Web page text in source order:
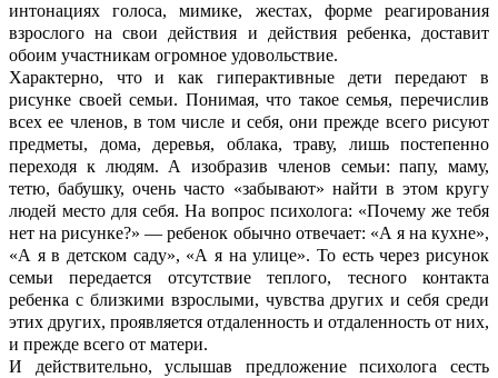
интонациях голоса, мимике, жестах, форме реагирования
взрослого на свои действия и действия ребенка, доставит
обоим участникам огромное удовольствие.
Характерно, что и как гиперактивные дети передают в
рисунке своей семьи. Понимая, что такое семья, перечислив
всех ее членов, в том числе и себя, они прежде всего рисуют
предметы, дома, деревья, облака, траву, лишь постепенно
переходя к людям. А изобразив членов семьи: папу, маму,
тетю, бабушку, очень часто «забывают» найти в этом кругу
людей место для себя. На вопрос психолога: «Почему же тебя
нет на рисунке?» — ребенок обычно отвечает: «А я на кухне»,
«А я в детском саду», «А я на улице». То есть через рисунок
семьи передается отсутствие теплого, тесного контакта
ребенка с близкими взрослыми, чувства других и себя среди
этих других, проявляется отдаленность и отдаленность от них,
и прежде всего от матери.
И действительно, услышав предложение психолога сесть